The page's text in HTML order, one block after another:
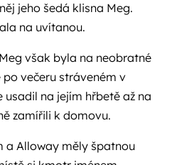
jeho šedá klisna Meg.
na uvítanou.
však byla na neobratné
večeru stráveném v
usadil na jejím hřbetě až na
zamířili k domovu.
a Alloway měly špatnou